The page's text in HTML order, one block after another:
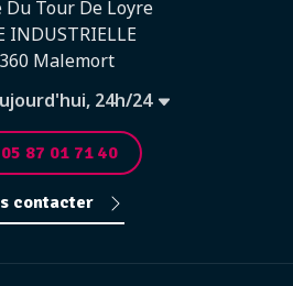
Du Tour De Loyre
INDUSTRIELLE
Malemort
24h/24
05 87 01 71 40
contacter